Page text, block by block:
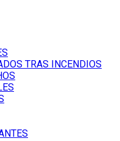
TRAS INCENDIOS